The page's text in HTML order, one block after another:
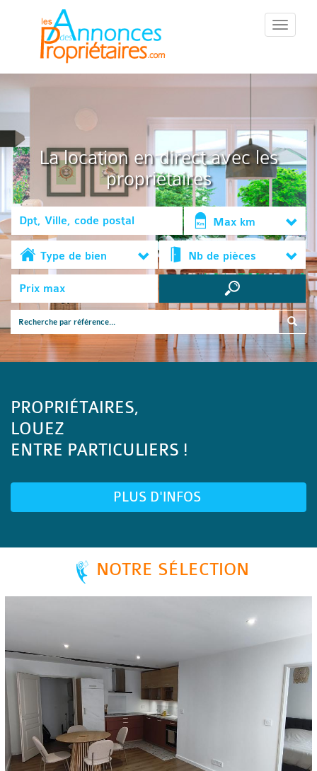
::Menu::
La location en direct avec les
propriétaires
Max km
Type de bien Nb de pièces
PROPRIÉTAIRES,
LOUEZ
ENTRE PARTICULIERS !
PLUS D'INFOS
NOTRE SÉLECTION